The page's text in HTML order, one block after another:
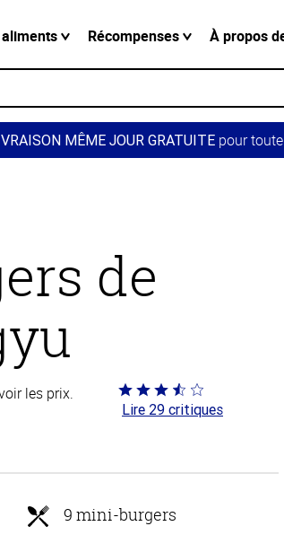
Récompenses À propos
MÊME JOUR GRATUITEpour toute
de
les prix.
Coté
3.6 sur
Lire 29 critiques
9 mini-burgers